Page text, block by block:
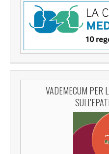
VADEMECUM PER